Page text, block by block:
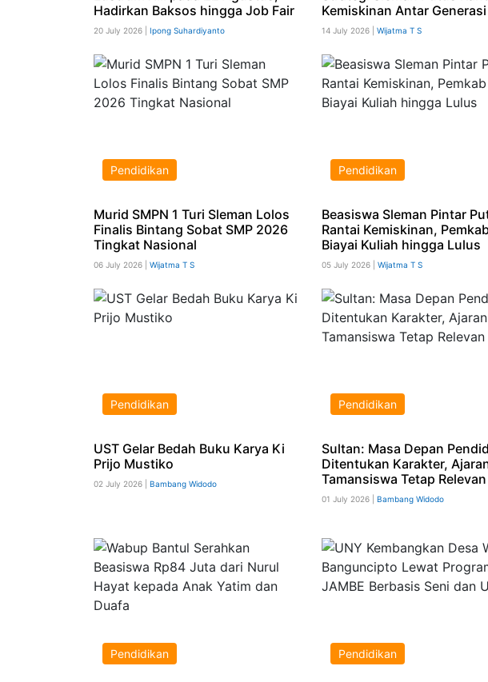
Hadirkan Baksos hingga Job Fair
20 July 2026 | Ipong Suhardiyanto
Kemiskinan Antar Generasi
14 July 2026 | Wijatma T S
Pendidikan
Murid SMPN 1 Turi Sleman Lolos
Finalis Bintang Sobat SMP 2026
Tingkat Nasional
06 July 2026 | Wijatma T S
Pendidikan
Beasiswa Sleman Pintar
Rantai Kemiskinan,
Biayai Kuliah hingga Lulus
05 July 2026 | Wijatma T S
Pendidikan
UST Gelar Bedah Buku Karya Ki
Prijo Mustiko
02 July 2026 | Bambang Widodo
Pendidikan
Sultan: Masa Depan
Ditentukan Karakter,
Tamansiswa Tetap Relevan
01 July 2026 | Bambang Widodo
Pendidikan Pendidikan